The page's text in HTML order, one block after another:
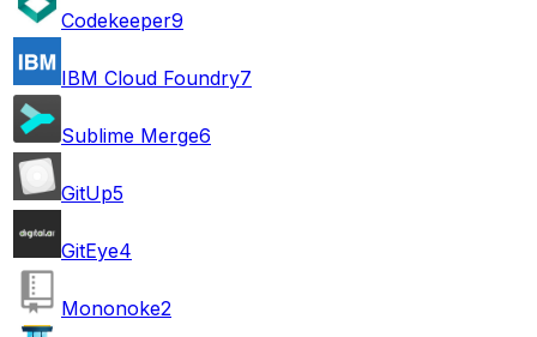
Codekeeper9
IBM Cloud Foundry7
Sublime Merge6
GitUp5
GitEye4
Mononoke2